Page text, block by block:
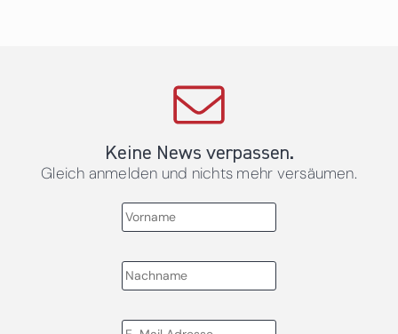
Keine News verpassen.
Gleich anmelden und nichts mehr versäumen.